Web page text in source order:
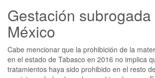
Gestación subrogada
México
Cabe mencionar que la prohibición de la
en el estado de Tabasco en 2016 no implica
tratamientos haya sido prohibido en el resto